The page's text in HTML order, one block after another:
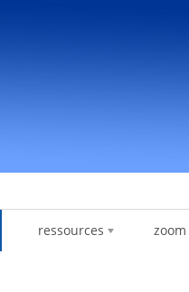
ressources zoom